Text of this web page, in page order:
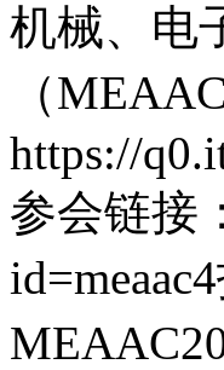
机械、电
（
https://
参会链接